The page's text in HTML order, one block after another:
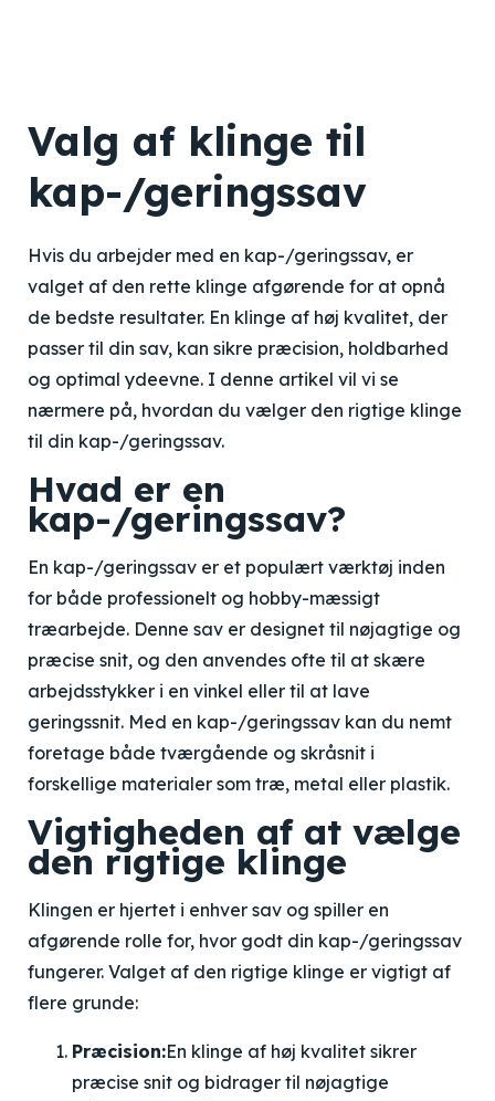
Valg af klinge til
kap-/geringssav
Hvis du arbejder med en kap-/geringssav, er
valget af den rette klinge afgørende for at opnå
de bedste resultater. En klinge af høj kvalitet, der
passer til din sav, kan sikre præcision, holdbarhed
og optimal ydeevne. I denne artikel vil vi se
nærmere på, hvordan du vælger den rigtige klinge
til din kap-/geringssav.
Hvad er en
kap-/geringssav?
En kap-/geringssav er et populært værktøj inden
for både professionelt og hobby-mæssigt
træarbejde. Denne sav er designet til nøjagtige og
præcise snit, og den anvendes ofte til at skære
arbejdsstykker i en vinkel eller til at lave
geringssnit. Med en kap-/geringssav kan du nemt
foretage både tværgående og skråsnit i
forskellige materialer som træ, metal eller plastik.
Vigtigheden af at vælge
den rigtige klinge
Klingen er hjertet i enhver sav og spiller en
afgørende rolle for, hvor godt din kap-/geringssav
fungerer. Valget af den rigtige klinge er vigtigt af
flere grunde:
Præcision:En klinge af høj kvalitet sikrer
præcise snit og bidrager til nøjagtige